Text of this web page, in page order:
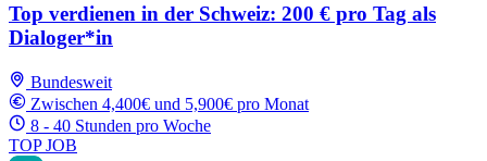
Top verdienen in der Schweiz: 200 € pro Tag als
Dialoger*in
Bundesweit
Zwischen 4,400€ und 5,900€ pro Monat
8 - 40 Stunden pro Woche
TOP JOB